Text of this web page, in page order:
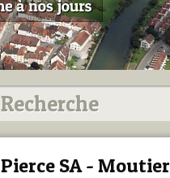
Pierce SA - Moutier